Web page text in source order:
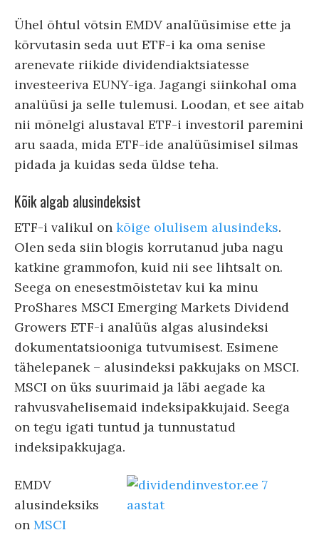
Ühel õhtul võtsin EMDV analüüsimise ette ja
kõrvutasin seda uut ETF-i ka oma senise
arenevate riikide dividendiaktsiatesse
investeeriva EUNY-iga. Jagangi siinkohal oma
analüüsi ja selle tulemusi. Loodan, et see aitab
nii mõnelgi alustaval ETF-i investoril paremini
aru saada, mida ETF-ide analüüsimisel silmas
pidada ja kuidas seda üldse teha.
Kõik algab alusindeksist
ETF-i valikul on kõige olulisem alusindeks.
Olen seda siin blogis korrutanud juba nagu
katkine grammofon, kuid nii see lihtsalt on.
Seega on enesestmõistetav kui ka minu
ProShares MSCI Emerging Markets Dividend
Growers ETF-i analüüs algas alusindeksi
dokumentatsiooniga tutvumisest. Esimene
tähelepanek – alusindeksi pakkujaks on MSCI.
MSCI on üks suurimaid ja läbi aegade ka
rahvusvahelisemaid indeksipakkujaid. Seega
on tegu igati tuntud ja tunnustatud
indeksipakkujaga.
EMDV
alusindeksiks
on MSCI